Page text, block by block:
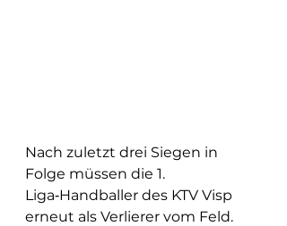
Nach zuletzt drei Siegen in
Folge müssen die 1.
Liga‑Handballer des KTV Visp
erneut als Verlierer vom Feld.